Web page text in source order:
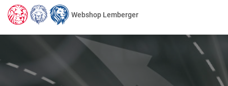
Webshop Lemberger